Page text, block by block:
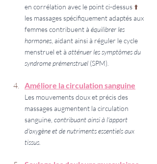
en corrélation avec le point ci-dessus ⬆️
les massages spécifiquement adaptés aux
femmes contribuent à équilibrer les
hormones , aidant ainsi à réguler le cycle
menstruel et à atténuer les symptômes du
syndrome prémenstruel (SPM)
Améliore la circulation sanguine
Les mouvements doux et précis des
massages augmentent la circulation
sanguine, contribuant ainsi à l'apport
d'oxygène et de nutriments essentiels aux
tissus.